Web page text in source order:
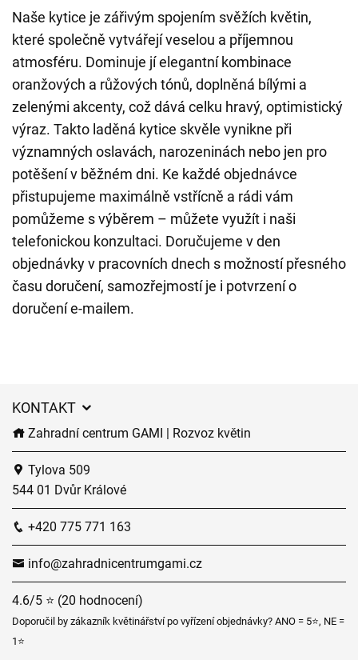
Naše kytice je zářivým spojením svěžích květin,
které společně vytvářejí veselou a příjemnou
atmosféru. Dominuje jí elegantní kombinace
oranžových a růžových tónů, doplněná bílými a
zelenými akcenty, což dává celku hravý, optimistický
výraz. Takto laděná kytice skvěle vynikne při
významných oslavách, narozeninách nebo jen pro
potěšení v běžném dni. Ke každé objednávce
přistupujeme maximálně vstřícně a rádi vám
pomůžeme s výběrem – můžete využít i naši
telefonickou konzultaci. Doručujeme v den
objednávky v pracovních dnech s možností přesného
času doručení, samozřejmostí je i potvrzení o
doručení e-mailem.
KONTAKT
Zahradní centrum GAMI | Rozvoz květin
Tylova 509
544 01 Dvůr Králové
+420 775 771 163
info@zahradnicentrumgami.cz
4.6/5 ⭐ (20 hodnocení)
Doporučil by zákazník květinářství po vyřízení objednávky? ANO = 5⭐, NE =
1⭐